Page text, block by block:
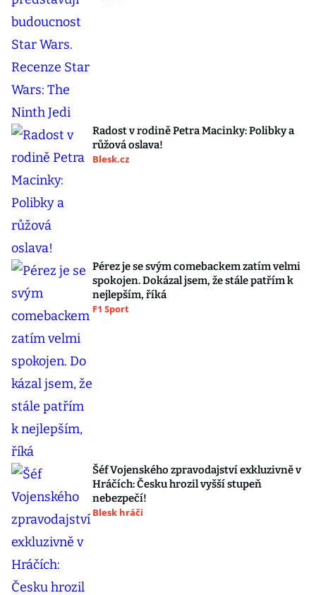
Radost v rodině Petra Macinky: Polibky a
růžová oslava!
Blesk.cz
Pérez je se svým comebackem zatím velmi
spokojen. Dokázal jsem, že stále patřím k
nejlepším, říká
F1 Sport
Šéf Vojenského zpravodajství exkluzivně v
Hráčích: Česku hrozil vyšší stupeň
nebezpečí!
Blesk hráči